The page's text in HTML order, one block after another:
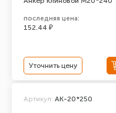
последняя цена:
152.44 ₽
Уточнить цену
Артикул: АК-20*250